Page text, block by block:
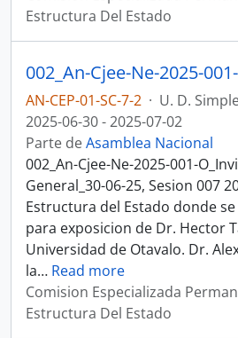
Estructura Del Estado
AN-CEP-01-SC-7-2 · U. D.
2025-06-30 - 2025-07-02
Parte deAsamblea Nacional
002_An-Cjee-Ne-2025-001-
General_30-06-25, Sesion 007
Estructura del Estado donde
para exposicion de Dr. Hector
Universidad de Otavalo. Dr.
la… Read more
Comision Especializada
Estructura Del Estado